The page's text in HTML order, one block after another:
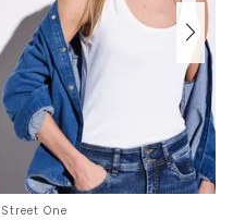
Street One